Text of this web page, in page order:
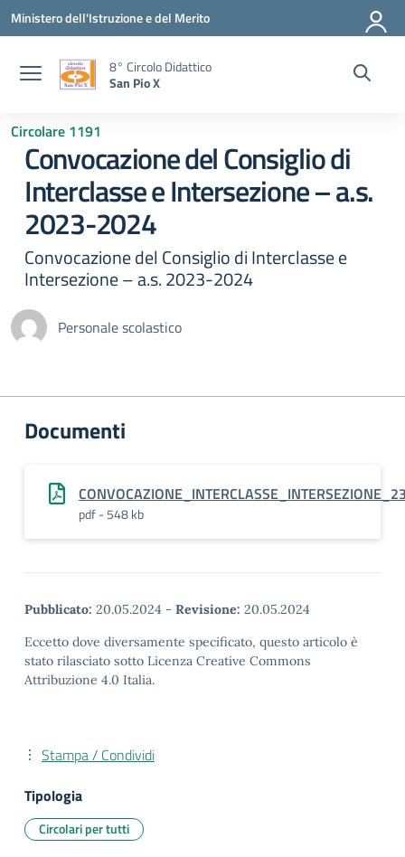
Vai ai contenuti
Vai al menu di navigazione
Vai al footer
Ministero dell'Istruzione e del Merito
8° Circolo Didattico
San Pio X
Circolare 1191
Convocazione del Consiglio di
Interclasse e Intersezione – a.s.
2023-2024
Convocazione del Consiglio di Interclasse e
Intersezione – a.s. 2023-2024
Personale scolastico
Documenti
pdf - 548 kb
Pubblicato: 20.05.2024 - Revisione: 20.05.2024
Eccetto dove diversamente specificato, questo articolo è
stato rilasciato sotto Licenza Creative Commons
Attribuzione 4.0 Italia.
Stampa / Condividi
Tipologia
Circolari per tutti